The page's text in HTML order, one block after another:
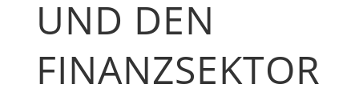
UND DEN
FINANZSEKTOR